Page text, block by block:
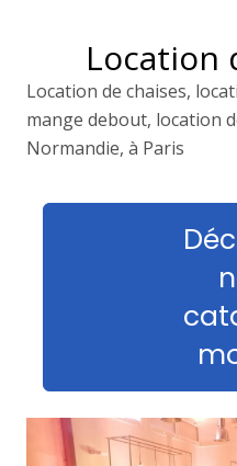
Location
Location de chaises,
mange debout, location
Normandie, à Paris